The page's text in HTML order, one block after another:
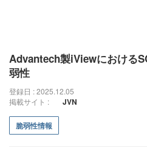
Advantech製iViewにおける
弱性
登録日 : 2025.12.05
掲載サイト :
JVN
脆弱性情報